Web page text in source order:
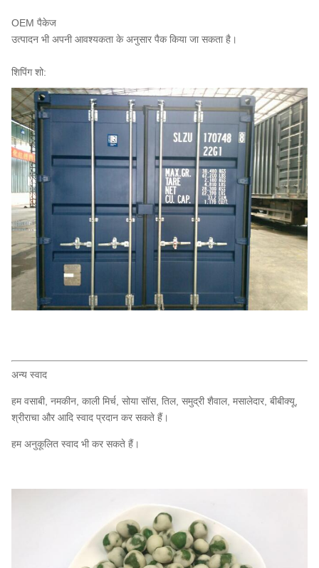
OEM पैकेज
उत्पादन भी अपनी आवश्यकता के अनुसार पैक किया जा सकता है।
शिपिंग शो:
अन्य स्वाद
हम वसाबी, नमकीन, काली मिर्च, सोया सॉस, तिल, समुद्री शैवाल, मसालेदार, बीबीक्यू,
श्रीराचा और आदि स्वाद प्रदान कर सकते हैं।
हम अनुकूलित स्वाद भी कर सकते हैं।